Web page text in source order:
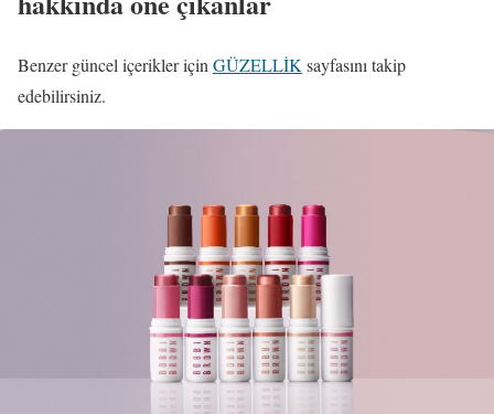
Benzer güncel içerikler için GÜZELLİK sayfasını takip
edebilirsiniz.